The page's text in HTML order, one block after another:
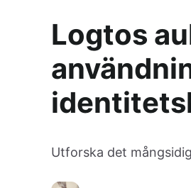
Logtos
Utforska det